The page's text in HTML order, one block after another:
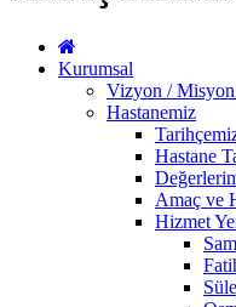
Kurumsal
Vizyon /
Hastanemiz
Hastane
Amaç ve
Hizmet